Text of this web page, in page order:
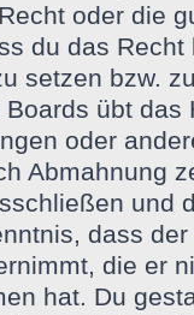
oder die
du das
setzen bzw.
übt
oder
Abmahnung
und
dass
die er
hat. Du